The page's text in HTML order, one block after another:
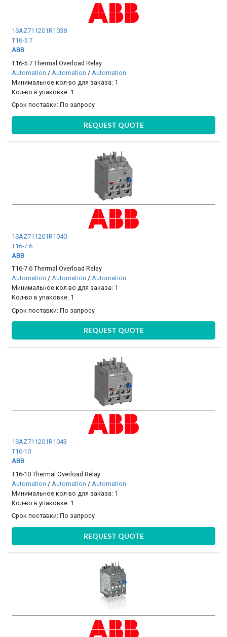
1SAZ711201R1038
T16-5.7
ABB
T16-5.7 Thermal Overload Relay
Automation / Automation / Automation
Минимальное кол-во для заказа: 1
Кол-во в упаковке: 1
Срок поставки:По запросу
REQUEST QUOTE
1SAZ711201R1040
T16-7.6
ABB
T16-7.6 Thermal Overload Relay
Automation /Automation /Automation
Минимальное кол-во для заказа: 1
Кол-во в упаковке: 1
Срок поставки:По запросу
REQUEST QUOTE
1SAZ711201R1043
T16-10
ABB
T16-10 Thermal Overload Relay
Automation / Automation / Automation
Минимальное кол-во для заказа: 1
Кол-во в упаковке: 1
Срок поставки:По запросу
REQUEST QUOTE